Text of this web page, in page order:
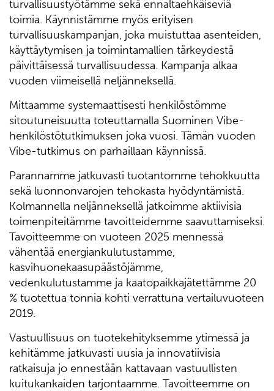
turvallisuustyötämme sekä ennaltaehkäiseviä
toimia. Käynnistämme myös erityisen
turvallisuuskampanjan, joka muistuttaa asenteiden,
käyttäytymisen ja toimintamallien tärkeydestä
päivittäisessä turvallisuudessa. Kampanja alkaa
vuoden viimeisellä neljänneksellä.
Mittaamme systemaattisesti henkilöstömme
sitoutuneisuutta toteuttamalla Suominen Vibe-
henkilöstötutkimuksen joka vuosi. Tämän vuoden
Vibe-tutkimus on parhaillaan käynnissä.
Parannamme jatkuvasti tuotantomme tehokkuutta
sekä luonnonvarojen tehokasta hyödyntämistä.
Kolmannella neljänneksellä jatkoimme aktiivisia
toimenpiteitämme tavoitteidemme saavuttamiseksi.
Tavoitteemme on vuoteen 2025 mennessä
vähentää energiankulutustamme,
kasvihuonekaasupäästöjämme,
vedenkulutustamme ja kaatopaikkajätettämme 20
% tuotettua tonnia kohti verrattuna vertailuvuoteen
2019.
Vastuullisuus on tuotekehityksemme ytimessä ja
kehitämme jatkuvasti uusia ja innovatiivisia
ratkaisuja jo ennestään kattavaan vastuullisten
kuitukankaiden tarjontaamme. Tavoitteemme on